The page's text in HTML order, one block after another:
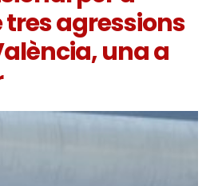
tres agressions
una a